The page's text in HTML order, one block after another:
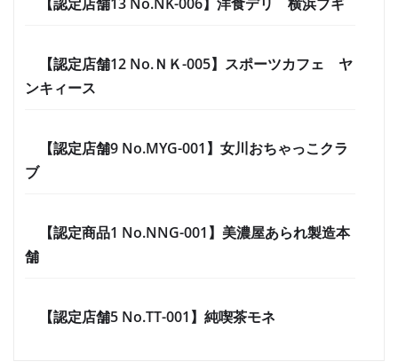
【認定店舗12 No.ＮＫ-005】スポーツカフェ ヤ
ンキィース
【認定店舗9 No.MYG-001】女川おちゃっこクラ
ブ
【認定商品1 No.NNG-001】美濃屋あられ製造本
舗
【認定店舗5 No.TT-001】純喫茶モネ